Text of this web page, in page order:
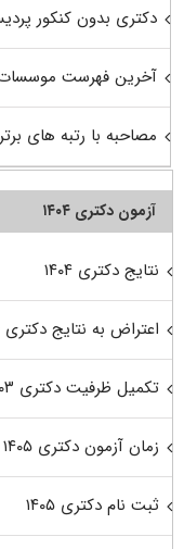
دکتری بدون کنکور
آخرین فهرست موسسات
مصاحبه با رتبه های
آزمون دکتری ۱۴۰۴
نتایج دکتری ۱۴۰۴
اعتراض به نتایج دکتری ۱۴۰۴
تکمیل ظرفیت دکتری ۱۴۰۳
زمان آزمون دکتری ۱۴۰۵
ثبت نام دکتری ۱۴۰۵